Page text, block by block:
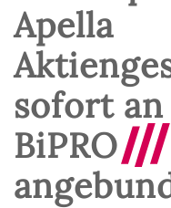
Apella
sofort an
BiPRO///